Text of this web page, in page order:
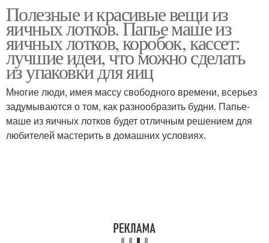
Полезные и красивые вещи из
яичных лотков. Папье маше из
яичных лотков, коробок, кассет:
лучшие идеи, что можно сделать
из упаковки для яиц
Многие люди, имея массу свободного времени, всерьез
задумываются о том, как разнообразить будни. Папье-
маше из яичных лотков будет отличным решением для
любителей мастерить в домашних условиях.